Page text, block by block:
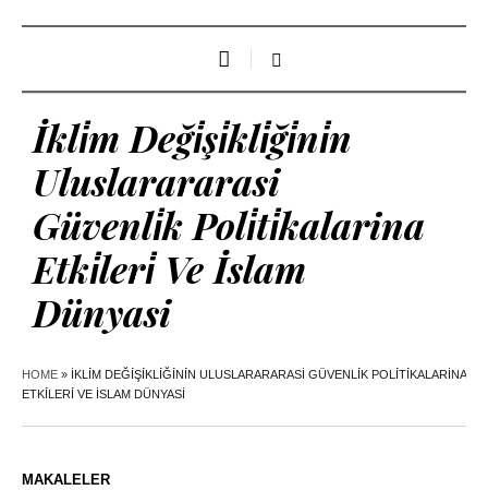
İkli̇m Deği̇şi̇kli̇ği̇ni̇n
Uluslarararasi
Güvenli̇k Poli̇ti̇kalarina
Etki̇leri̇ Ve İslam
Dünyasi
HOME »
İKLİM DEĞİŞİKLİĞİNİN ULUSLARARARASI GÜVENLİK POLİTİKALARINA
ETKİLERİ VE İSLAM DÜNYASI
MAKALELER